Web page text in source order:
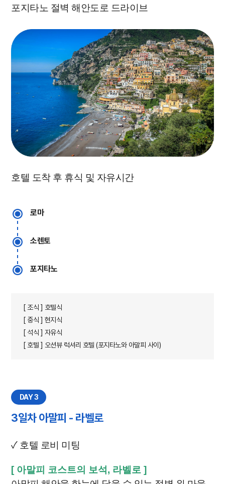
포지타노 절벽 해안도로 드라이브
호텔 도착 후 휴식 및 자유시간
로마
소렌토
포지타노
[ 조식 ] 호텔식
[ 중식 ] 현지식
[ 석식 ] 자유식
[ 호텔 ] 오션뷰 럭셔리 호텔 (포지타노와 아말피 사이)
DAY 3
3일차 아말피 - 라벨로
✓ 호텔 로비 미팅
[ 아말피 코스트의 보석, 라벨로 ]